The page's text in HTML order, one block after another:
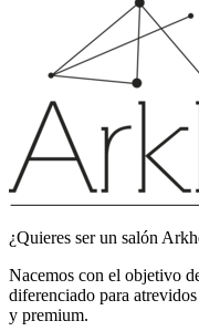
¿Quieres ser un salón
Nacemos con el objetivo
diferenciado para
y premium.